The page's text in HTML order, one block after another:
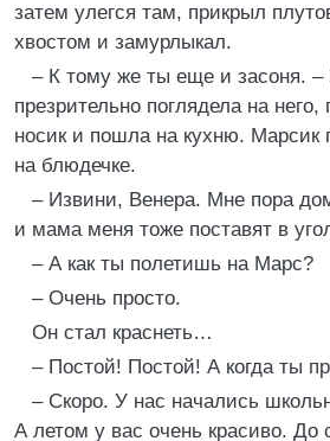
затем улегся там, прикрыл
хвостом и замурлыкал.
– К тому же ты еще и засоня. –
презрительно поглядела на него,
носик и пошла на кухню. Марсик
на блюдечке.
– Извини, Венера. Мне пора
и мама меня тоже поставят в
– А как ты полетишь на Марс?
– Очень просто.
Он стал краснеть…
– Постой! Постой! А когда ты
– Скоро. У нас начались
А летом у вас очень красиво. До